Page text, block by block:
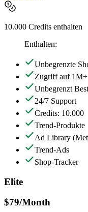
10.000 Credits enthalten
Enthalten:
Unbegrenzte
Zugriff auf
Unbegrenzt
24/7 Support
Credits: 10.000
Trend-Produkte
Ad Library
Trend-Ads
Shop-Tracker
Elite
$79/Month